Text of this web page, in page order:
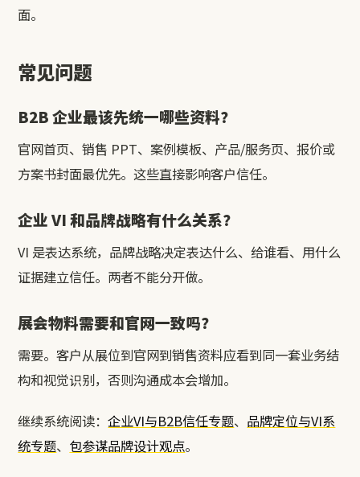
面。
常见问题
B2B 企业最该先统一哪些资料？
官网首页、销售 PPT、案例模板、产品/服务页、报价或
方案书封面最优先。这些直接影响客户信任。
企业 VI 和品牌战略有什么关系？
VI 是表达系统，品牌战略决定表达什么、给谁看、用什么
证据建立信任。两者不能分开做。
展会物料需要和官网一致吗？
需要。客户从展位到官网到销售资料应看到同一套业务结
构和视觉识别，否则沟通成本会增加。
继续系统阅读：企业VI与B2B信任专题、 品牌定位与VI系
统专题、 包参谋品牌设计观点。